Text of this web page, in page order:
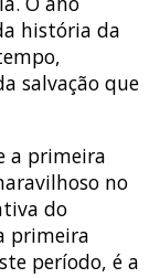
história da
salvação que
a primeira
no
do
primeira
período, é a